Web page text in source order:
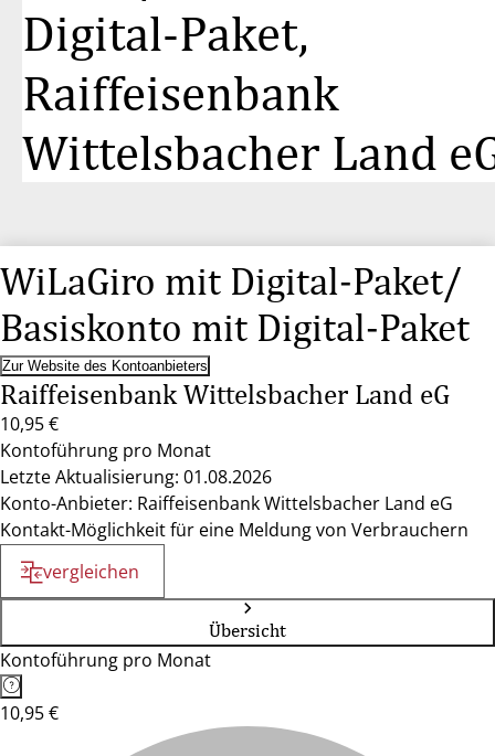
Digital-Paket,
Raiffeisenbank
Wittelsbacher Land
WiLaGiro mit Digital-Paket/
Basiskonto mit Digital-Paket
Zur Website des Kontoanbieters
Raiffeisenbank Wittelsbacher Land eG
10,95 €
Kontoführung pro Monat
Letzte Aktualisierung: 01.08.2026
Konto-Anbieter: Raiffeisenbank Wittelsbacher Land eG
Kontakt-Möglichkeit für eine Meldung von Verbrauchern
vergleichen
Übersicht
Kontoführung pro Monat
10,95 €